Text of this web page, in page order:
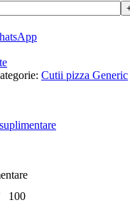
Cutii pizza Generic
100